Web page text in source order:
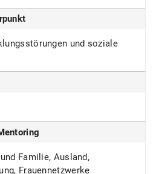
und soziale
Familie, Ausland,
Frauennetzwerke